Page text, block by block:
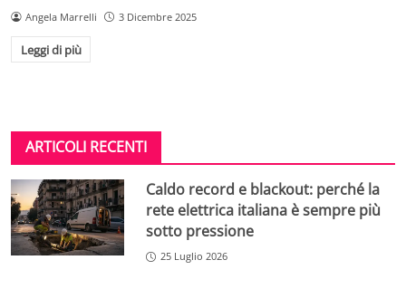
Angela Marrelli 3 Dicembre 2025
Leggi di più
ARTICOLI RECENTI
Caldo record e blackout: perché la
rete elettrica italiana è sempre più
sotto pressione
25 Luglio 2026